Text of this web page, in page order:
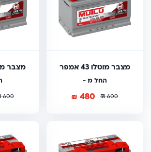
מצבר מוטלו 43 אמפר
החל מ -
600
₪
480
₪
מצבר מוטלו
600